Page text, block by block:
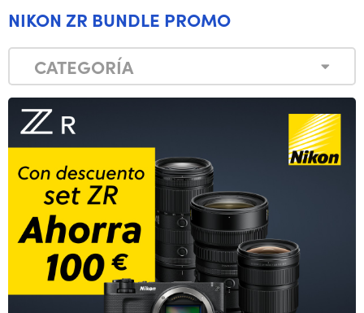
NIKON ZR BUNDLE PROMO
CATEGORÍA